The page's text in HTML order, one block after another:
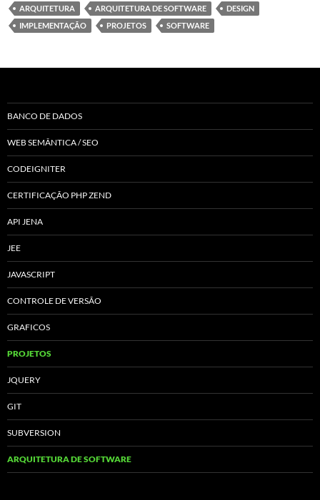
ARQUITETURA ARQUITETURA DE SOFTWARE
DESIGN
IMPLEMENTAÇÃO
PROJETOS SOFTWARE
BANCO DE DADOS
WEB SEMÂNTICA / SEO
CODEIGNITER
CERTIFICAÇÃO PHP ZEND
API JENA
JEE
JAVASCRIPT
CONTROLE DE VERSÃO
GRAFICOS
PROJETOS
JQUERY
GIT
SUBVERSION
ARQUITETURA DE SOFTWARE